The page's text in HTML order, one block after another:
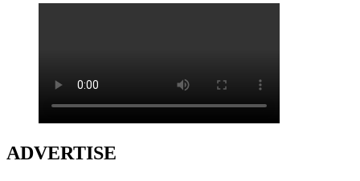
ADVERTISE